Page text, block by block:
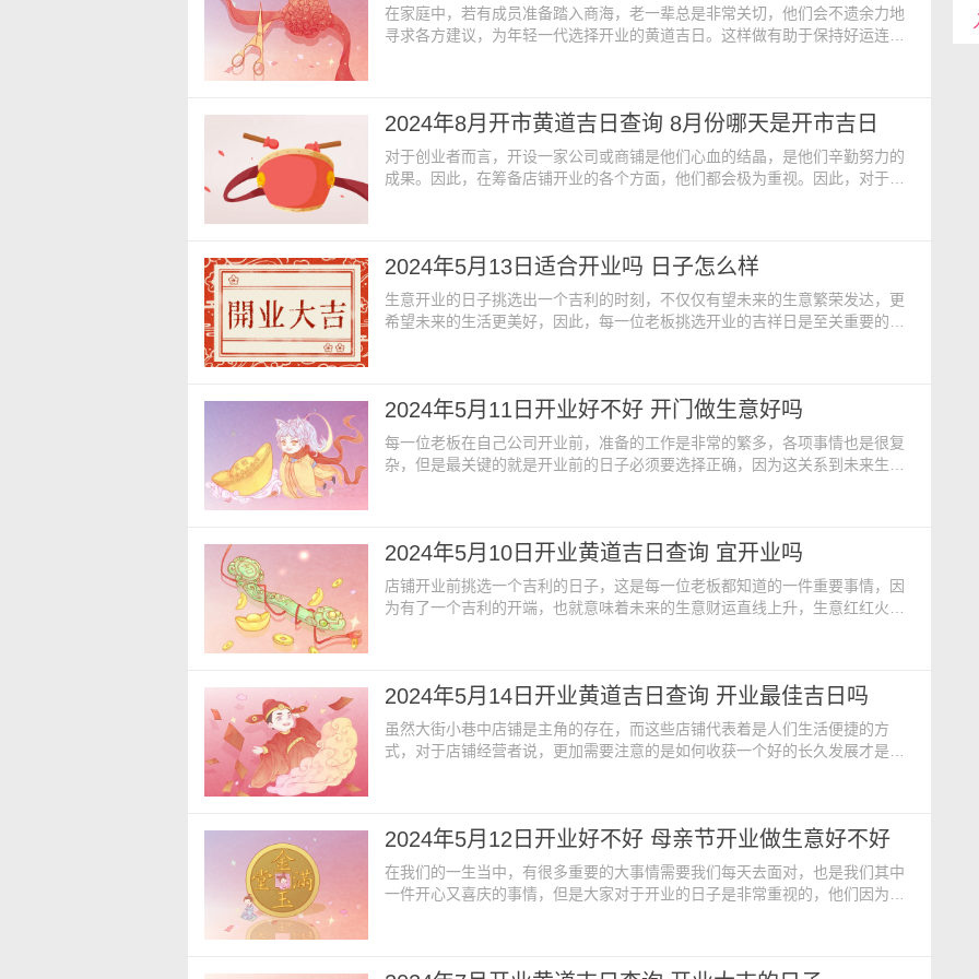
在家庭中，若有成员准备踏入商海，老一辈总是非常关切，他们会不遗余力地
寻求各方建议，为年轻一代选择开业的黄道吉日。这样做有助于保持好运连
神】正南 【福神】东南 【命格】偏财 【阳历】2024年8
2024年8月开市黄道吉日查询 8月份哪天是开市吉日
对于创业者而言，开设一家公司或商铺是他们心血的结晶，是他们辛勤努力的
成果。因此，在筹备店铺开业的各个方面，他们都会极为重视。因此，对于即
北 【阳历】2024年8月6日 【阴历】二零二四年七月初
2024年5月13日适合开业吗 日子怎么样
生意开业的日子挑选出一个吉利的时刻，不仅仅有望未来的生意繁荣发达，更
希望未来的生活更美好，因此，每一位老板挑选开业的吉祥日是至关重要的一
19:00-21:00【胎神占方】：占仓库厕外西南【本
2024年5月11日开业好不好 开门做生意好吗
每一位老板在自己公司开业前，准备的工作是非常的繁多，各项事情也是很复
杂，但是最关键的就是开业前的日子必须要选择正确，因为这关系到未来生意
【阴贵人】：正北【煞】：煞西【胎神占方】：占碓磨床外西南
2024年5月10日开业黄道吉日查询 宜开业吗
店铺开业前挑选一个吉利的日子，这是每一位老板都知道的一件重要事情，因
为有了一个吉利的开端，也就意味着未来的生意财运直线上升，生意红红火
龙【吉时】：卯时 5:00-7:00【凶神】：九坎 大耗
2024年5月14日开业黄道吉日查询 开业最佳吉日吗
虽然大街小巷中店铺是主角的存在，而这些店铺代表着是人们生活便捷的方
式，对于店铺经营者说，更加需要注意的是如何收获一个好的长久发展才是关
【煞】：煞北【凶神】：天贼 血忌 五虚 地囊 行狠 天狗【当
2024年5月12日开业好不好 母亲节开业做生意好不好
在我们的一生当中，有很多重要的大事情需要我们每天去面对，也是我们其中
一件开心又喜庆的事情，但是大家对于开业的日子是非常重视的，他们因为这